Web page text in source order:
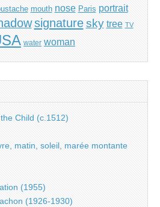
mouth nose Paris portrait
signature sky tree TV
water woman
Child (c.1512)
matin, soleil, marée montante
(1955)
(1926-1930)